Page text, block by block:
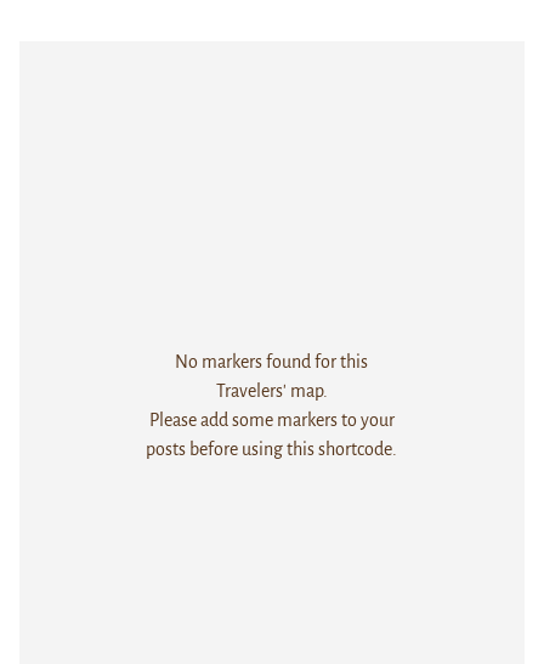
No markers found for this
Travelers' map.
Please add some markers to your
posts before using this shortcode.